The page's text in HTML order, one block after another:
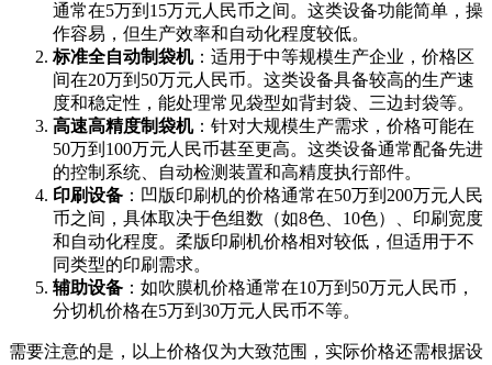
通常在5万到15万元人民币之间。这类设备功能简单，操
作容易，但生产效率和自动化程度较低。
标准全自动制袋机：适用于中等规模生产企业，价格区
间在20万到50万元人民币。这类设备具备较高的生产速
度和稳定性，能处理常见袋型如背封袋、三边封袋等。
高速高精度制袋机：针对大规模生产需求，价格可能在
50万到100万元人民币甚至更高。这类设备通常配备先进
的控制系统、自动检测装置和高精度执行部件。
印刷设备 ：凹版印刷机的价格通常在50万到200万元人民
币之间，具体取决于色组数（如8色、10色）、印刷宽度
和自动化程度。柔版印刷机价格相对较低，但适用于不
同类型的印刷需求。
辅助设备 ：如吹膜机价格通常在10万到50万元人民币，
分切机价格在5万到30万元人民币不等。
需要注意的是，以上价格仅为大致范围，实际价格还需根据设